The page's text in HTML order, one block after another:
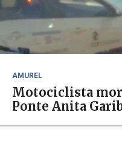
AMUREL
Motociclista
Ponte Anita